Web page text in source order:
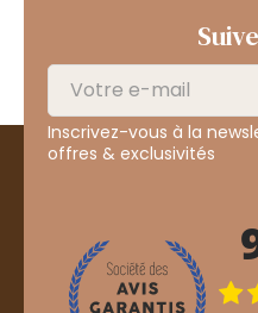
Inscrivez-vous à la
offres & exclusivités